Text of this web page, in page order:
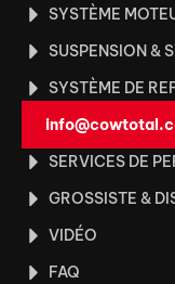
SYSTÈME
SUSPENSION &
SYSTÈME DE
SERVICES DE
GROSSISTE &
VIDÉO
FAQ